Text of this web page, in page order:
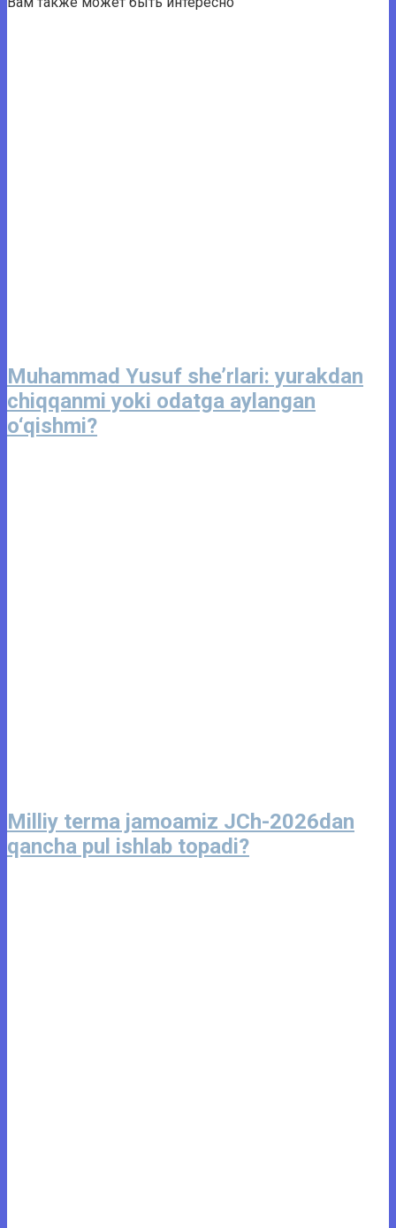
Muhammad Yusuf she’rlari: yurakdan
chiqqanmi yoki odatga aylangan
o‘qishmi?
Milliy terma jamoamiz JCh-2026dan
qancha pul ishlab topadi?